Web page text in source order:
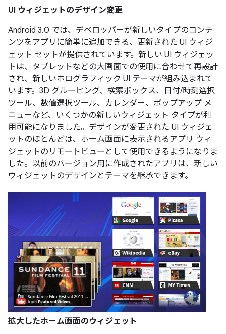
UI ウィジェットのデザイン変更
Android 3.0 では、デベロッパーが新しいタイプのコンテ
ンツをアプリに簡単に追加できる、更新された UI ウィジ
ェット セットが提供されています。新しい UI ウィジェッ
トは、タブレットなどの大画面での使用に合わせて再設計
され、新しいホログラフィック UI テーマが組み込まれて
います。3D グルーピング、検索ボックス、日付/時刻選択
ツール、数値選択ツール、カレンダー、ポップアップ メ
ニューなど、いくつかの新しいウィジェット タイプが利
用可能になりました。デザインが変更された UI ウィジェ
ットのほとんどは、ホーム画面に表示されるアプリ ウィ
ジェットのリモートビューとして使用できるようになりま
した。以前のバージョン用に作成されたアプリは、新しい
ウィジェットのデザインとテーマを継承できます。
拡大したホーム画面のウィジェット